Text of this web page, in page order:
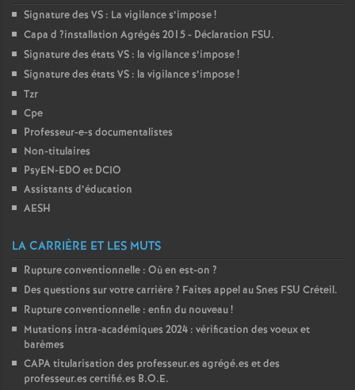
é
n
s
T
Signature des VS : La vigilance s’impose!
Capa d ?installation Agrégés 2015 - Déclaration FSU.
Signature des états VS : la vigilance s’impose!
Signature des états VS : la vigilance s’impose!
Tzr
Cpe
Professeur-e-s documentalistes
Non-titulaires
PsyEN-EDO et DCIO
Assistants d’éducation
AESH
LA CARRIÈRE ET LES MUTS
Rupture conventionnelle : Où en est-on ?
Des questions sur votre carrière? Faites appel au Snes FSU Créteil.
Rupture conventionnelle : enfin du nouveau!
Mutations intra-académiques 2024 : vérification des voeux et
barèmes
CAPAtitularisation des professeur.es agrégé.es et des
professeur.es certifié.es B.O.E.